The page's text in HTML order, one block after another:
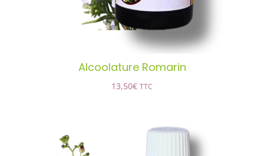
Alcoolature Romarin
13,50€ TTC